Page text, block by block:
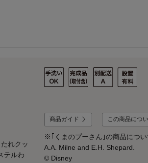
れクッ
テルわ
商品ガイド この商品につ
※｢くまのプーさん｣の商品につ
A.A. Milne and E.H. Shepard.
© Disney